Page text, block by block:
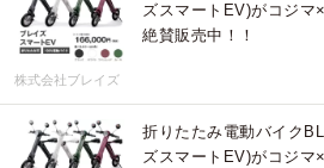
ズスマートEV)がコジマ
絶賛販売中！！
株式会社ブレイズ
折りたたみ電動バイク
ズスマートEV)がコジマ